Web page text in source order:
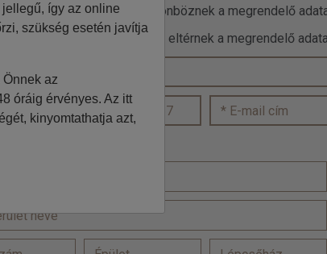
be, ha az 1. utas adatai különböznek a megrendelő
be, ha a számlázási adatok eltérnek a megrendelő
így az online
szükség esetén javítja
az
óráig érvényes. Az itt
kinyomtathatja azt,